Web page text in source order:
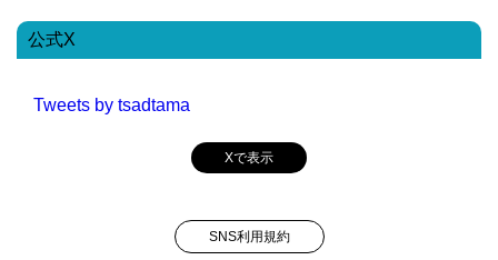
公式X
Tweets by tsadtama
Xで表示
SNS利用規約